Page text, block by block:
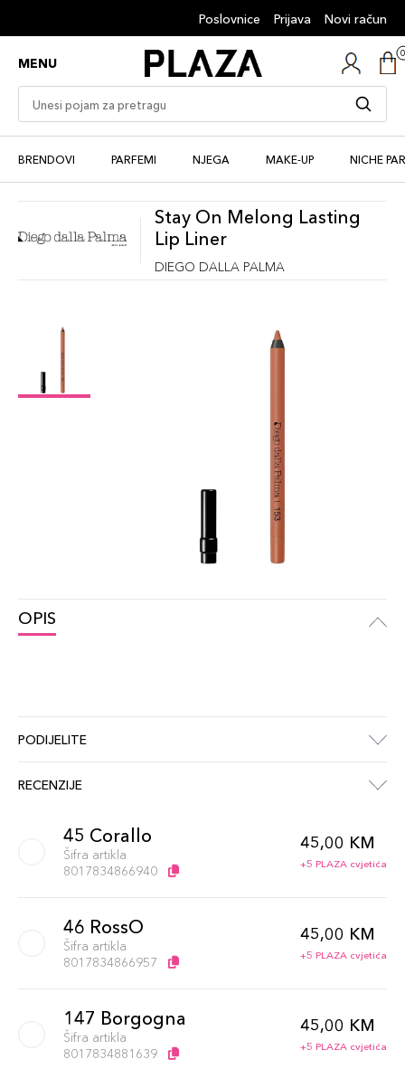
Poslovnice Prijava Novi račun
MENU
BRENDOVI PARFEMI NJEGA MAKE-UP NICHE
Stay On Melong Lasting
Lip Liner
DIEGO DALLA PALMA
OPIS
PODIJELITE
RECENZIJE
45 Corallo
Šifra artikla
8017834866940
45,00 KM
+5 PLAZA cvjetića
46 RossO
Šifra artikla
8017834866957
45,00 KM
+5 PLAZA cvjetića
147 Borgogna
Šifra artikla
8017834881639
45,00 KM
+5 PLAZA cvjetića